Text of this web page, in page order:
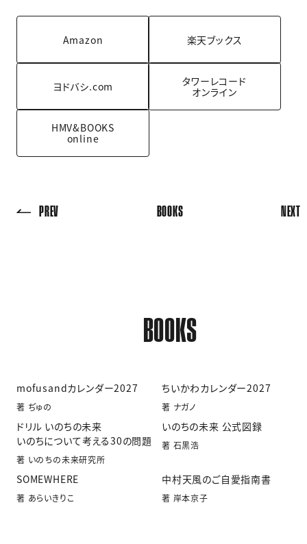
Amazon 楽天ブックス
ヨドバシ.com
タワーレコード
オンライン
HMV&BOOKS
online
PREV BOOKS NEXT
BOOKS
mofusandカレンダー2027
著 ぢゅの
ちいかわカレンダー2027
著 ナガノ
ドリル いのちの未来
いのちについて考える30の問題
著 いのちの未来研究所
いのちの未来 公式図録
著 石黒浩
SOMEWHERE
著 あらいきりこ
中村天風のご自愛指南書
著 岸本京子